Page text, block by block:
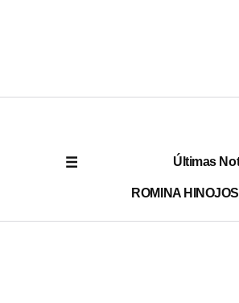
Últimas
ROMINA